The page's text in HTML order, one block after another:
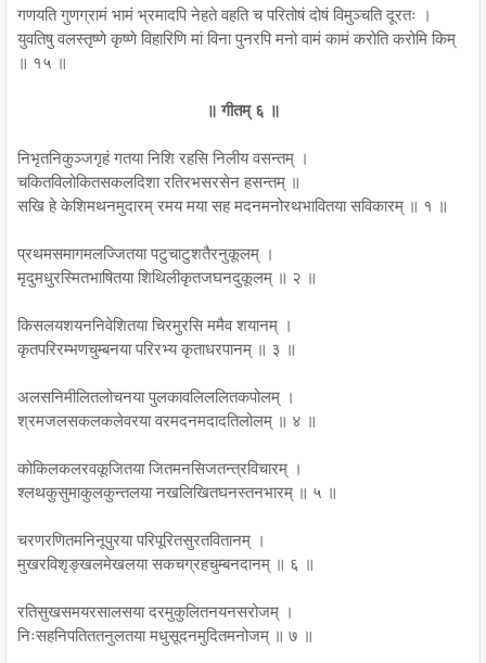
गणयति गुणग्रामं भामं भ्रमादपि नेहते वहति च परितोषं दोषं विमुञ्चति दूरतः ।
युवतिषु वलस्तृष्णे कृष्णे विहारिणि मां विना पुनरपि मनो वामं कामं करोति करोमि किम्
॥ १५ ॥
॥ गीतम् ६ ॥
निभृतनिकुञ्जगृहं गतया निशि रहसि निलीय वसन्तम् ।
चकितविलोकितसकलदिशा रतिरभसरसेन हसन्तम् ॥
सखि हे केशिमथनमुदारम् रमय मया सह मदनमनोरथभावितया सविकारम् ॥ १ ॥
प्रथमसमागमलज्जितया पटुचाटुशतैरनुकूलम् ।
मृदुमधुरस्मितभाषितया शिथिलीकृतजघनदुकूलम् ॥ २ ॥
किसलयशयननिवेशितया चिरमुरसि ममैव शयानम् ।
कृतपरिरम्भणचुम्बनया परिरभ्य कृताधरपानम् ॥ ३ ॥
अलसनिमीलितलोचनया पुलकावलिललितकपोलम् ।
श्रमजलसकलकलेवरया वरमदनमदादतिलोलम् ॥ ४ ॥
कोकिलकलरवकूजितया जितमनसिजतन्त्रविचारम् ।
श्लथकुसुमाकुलकुन्तलया नखलिखितघनस्तनभारम् ॥ ५ ॥
चरणरणितमनिनूपुरया परिपूरितसुरतवितानम् ।
मुखरविशृङ्खलमेखलया सकचग्रहचुम्बनदानम् ॥ ६ ॥
रतिसुखसमयरसालसया दरमुकुलितनयनसरोजम् ।
निःसहनिपतिततनुलतया मधुसूदनमुदितमनोजम् ॥ ७ ॥